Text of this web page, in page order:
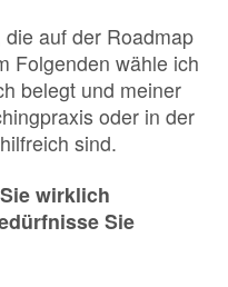
auf der Roadmap
Folgenden wähle ich
belegt und meiner
oder in der
sind.
wirklich
Sie